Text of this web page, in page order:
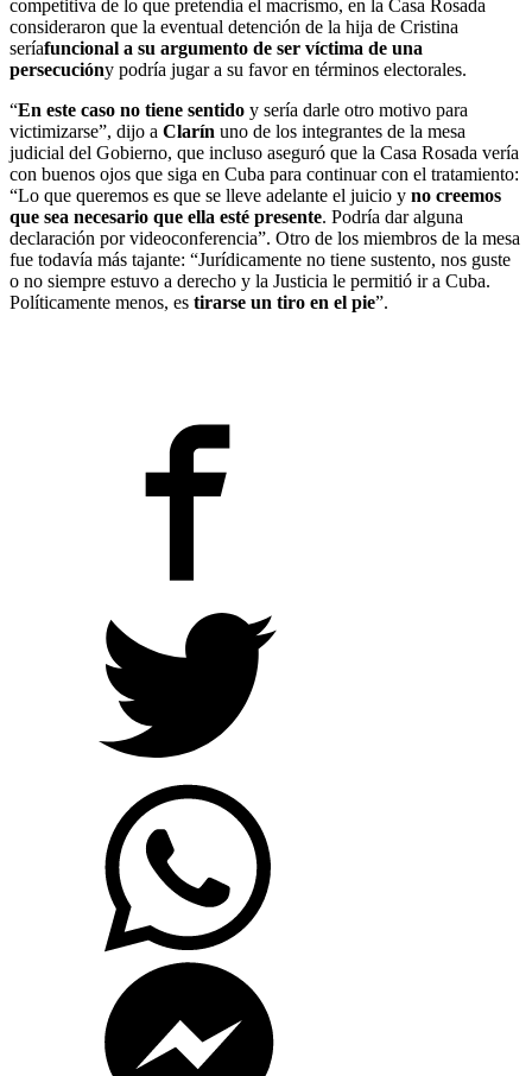
competitiva de lo que pretendía el macrismo, en la Casa Rosada
consideraron que la eventual detención de la hija de Cristina
seríafuncional a su argumento de ser víctima de una
persecucióny podría jugar a su favor en términos electorales.
“En este caso no tiene sentido y sería darle otro motivo para
victimizarse”, dijo a Clarín uno de los integrantes de la mesa
judicial del Gobierno, que incluso aseguró que la Casa Rosada vería
con buenos ojos que siga en Cuba para continuar con el tratamiento:
“Lo que queremos es que se lleve adelante el juicio y no creemos
que sea necesario que ella esté presente. Podría dar alguna
declaración por videoconferencia”. Otro de los miembros de la mesa
fue todavía más tajante: “Jurídicamente no tiene sustento, nos guste
o no siempre estuvo a derecho y la Justicia le permitió ir a Cuba.
Políticamente menos, es tirarse un tiro en el pie”.